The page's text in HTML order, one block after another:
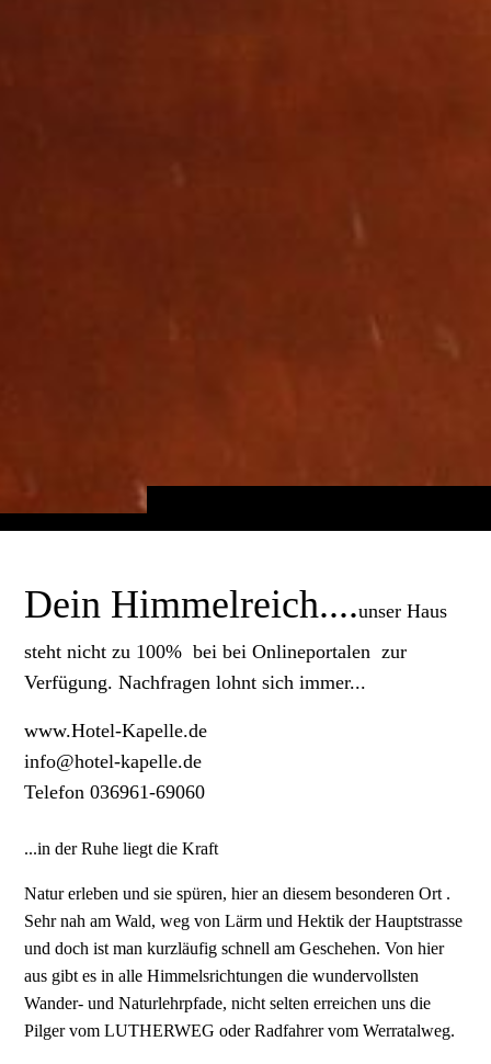
Dein Himmelreich....unser Haus
steht nicht zu 100% bei bei Onlineportalen zur
Verfügung. Nachfragen lohnt sich immer...
www.Hotel-Kapelle.de
info@hotel-kapelle.de
Telefon 036961-69060
...in der Ruhe liegt die Kraft
Natur erleben und sie spüren, hier an diesem besonderen Ort .
Sehr nah am Wald, weg von Lärm und Hektik der Hauptstrasse
und doch ist man kurzläufig schnell am Geschehen. Von hier
aus gibt es in alle Himmelsrichtungen die wundervollsten
Wander- und Naturlehrpfade, nicht selten erreichen uns die
Pilger vom LUTHERWEG oder Radfahrer vom Werratalweg.